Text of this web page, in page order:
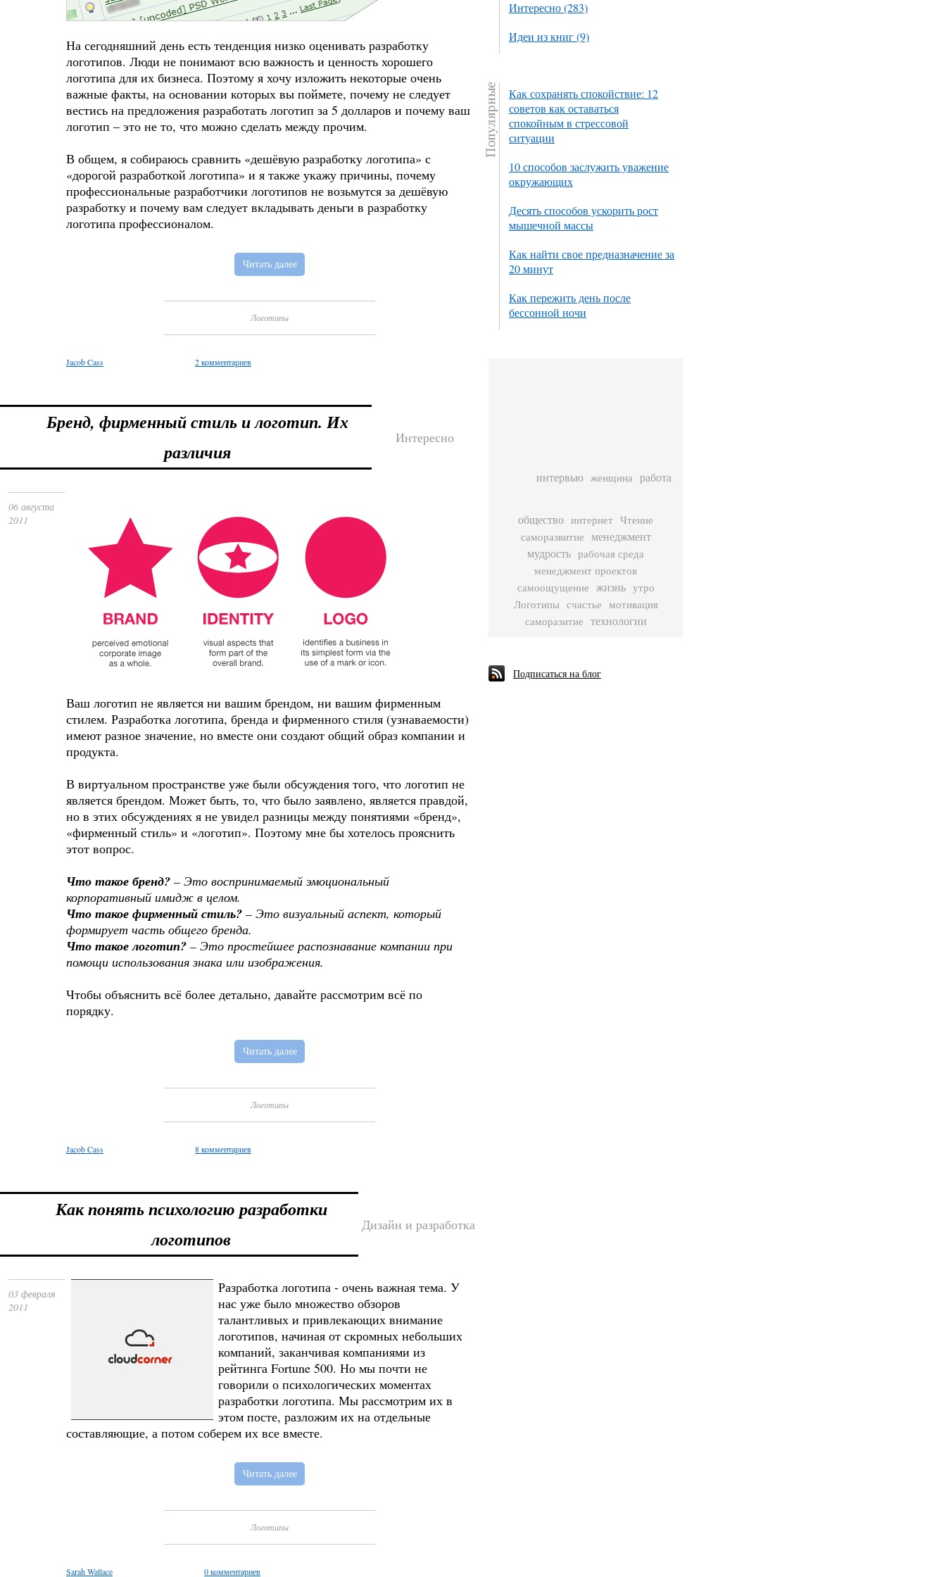
На сегодняшний день есть тенденция низко оценивать разработку
логотипов. Люди не понимают всю важность и ценность хорошего
логотипа для их бизнеса. Поэтому я хочу изложить некоторые очень
важные факты, на основании которых вы поймете, почему не следует
вестись на предложения разработать логотип за 5 долларов и почему ваш
логотип – это не то, что можно сделать между прочим.
В общем, я собираюсь сравнить «дешёвую разработку логотипа» с
«дорогой разработкой логотипа» и я также укажу причины, почему
профессиональные разработчики логотипов не возьмутся за дешёвую
разработку и почему вам следует вкладывать деньги в разработку
логотипа профессионалом.
Читать далее
Логотипы
Jacob Cass 2 комментариев
Бренд, фирменный стиль и логотип. Их
различия
Интересно
06 августа
2011
Ваш логотип не является ни вашим брендом, ни вашим фирменным
стилем. Разработка логотипа, бренда и фирменного стиля (узнаваемости)
имеют разное значение, но вместе они создают общий образ компании и
продукта.
В виртуальном пространстве уже были обсуждения того, что логотип не
является брендом. Может быть, то, что было заявлено, является правдой,
но в этих обсуждениях я не увидел разницы между понятиями «бренд»,
«фирменный стиль» и «логотип». Поэтому мне бы хотелось прояснить
этот вопрос.
Что такое бренд? – Это воспринимаемый эмоциональный
корпоративный имидж в целом.
Что такое фирменный стиль? – Это визуальный аспект, который
формирует часть общего бренда.
Что такое логотип? – Это простейшее распознавание компании при
помощи использования знака или изображения.
Чтобы объяснить всё более детально, давайте рассмотрим всё по
порядку.
Читать далее
Логотипы
Jacob Cass 8 комментариев
Как понять психологию разработки
логотипов
Дизайн и разработка
03 февраля
2011
Разработка логотипа - очень важная тема. У
нас уже было множество обзоров
талантливых и привлекающих внимание
логотипов, начиная от скромных небольших
компаний, заканчивая компаниями из
рейтинга Fortune 500. Но мы почти не
говорили о психологических моментах
разработки логотипа. Мы рассмотрим их в
этом посте, разложим их на отдельные
составляющие, а потом соберем их все вместе.
Читать далее
Логотипы
Sarah Wallace 0 комментариев
Интересно (283)
Идеи из книг (9)
Как сохранять спокойствие: 12
советов как оставаться
спокойным в стрессовой
ситуации
10 способов заслужить уважение
окружающих
Десять способов ускорить рост
мышечной массы
Как найти свое предназначение за
20 минут
Как пережить день после
бессонной ночи
интервью женщина работа
общество интернет
Чтение
саморазвитие
менеджмент
мудрость рабочая среда
менеджмент проектов
самоощущение жизнь утро
Логотипы счастье
мотивация
саморазитие
технологии
Подписаться на блог